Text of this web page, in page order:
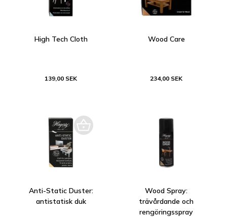
High Tech Cloth
139,00 SEK
Wood Care
234,00 SEK
Anti-Static Duster:
antistatisk duk
Wood Spray:
trävårdande och
rengöringsspray